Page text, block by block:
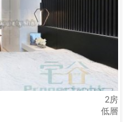
2房
低層